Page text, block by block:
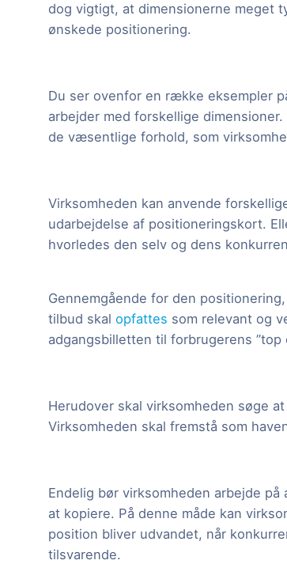
dog vigtigt, at dimensionerne meget
ønskede positionering.
Du ser ovenfor en række eksempler
arbejder med forskellige
de væsentlige forhold, som
Virksomheden kan anvende
udarbejdelse af positioneringskort.
hvorledes den selv og dens
Gennemgående for den
tilbud skal opfattes som relevant og
adgangsbilletten til forbrugerens ”top
Herudover skal virksomheden søge
Virksomheden skal fremstå som
Endelig bør virksomheden arbejde
at kopiere. På denne måde kan
position bliver udvandet, når
tilsvarende.